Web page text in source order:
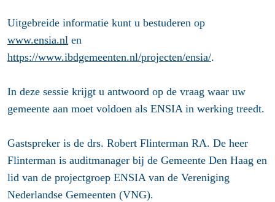
Uitgebreide informatie kunt u bestuderen op
www.ensia.nl en
https://www.ibdgemeenten.nl/projecten/ensia/.
In deze sessie krijgt u antwoord op de vraag waar uw
gemeente aan moet voldoen als ENSIA in werking treedt.
Gastspreker is de drs. Robert Flinterman RA. De heer
Flinterman is auditmanager bij de Gemeente Den Haag en
lid van de projectgroep ENSIA van de Vereniging
Nederlandse Gemeenten (VNG).